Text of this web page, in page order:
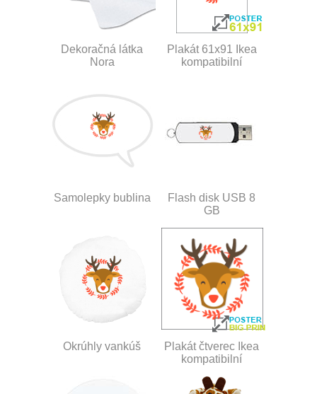
Dekoračná látka
Nora
Plakát 61x91 Ikea
kompatibilní
Samolepky bublina
Flash disk USB 8
GB
Okrúhly vankúš
Plakát čtverec Ikea
kompatibilní